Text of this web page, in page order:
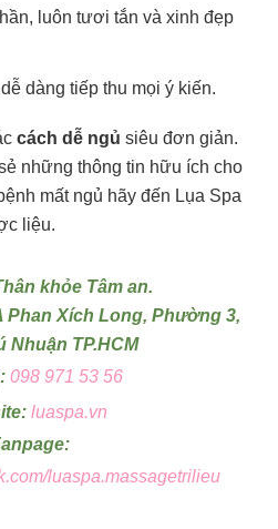
luôn tươi tắn và xinh đẹp
dàng tiếp thu mọi ý kiến.
cách dễ ngủ siêu đơn giản.
những thông tin hữu ích cho
mất ngủ hãy đến Lụa Spa
liệu.
khỏe Tâm an.
Phan Xích Long, Phường 3,
Nhuận TP.HCM
098 971 53 56
luaspa.vn
luaspa.massagetrilieu